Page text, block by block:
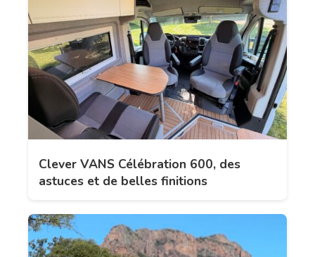
Clever VANS Célébration 600, des
astuces et de belles finitions